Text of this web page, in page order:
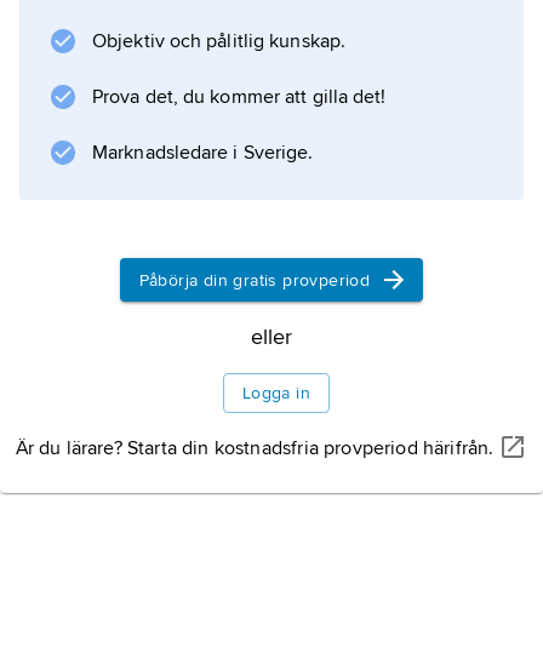
ansvar för historien samt om författarens roll
Csoóri deltog aktivt i den ungerska
oppositionen mot kommunismens
maktmonopol i slutet
Information om artikeln
Objektiv och pålitlig kunskap.
Prova det, du kommer att gilla det!
Marknadsledare i Sverige.
Påbörja din gratis provperiod
eller
Logga in
Är du lärare? Starta din kostnadsfria provperiod härifrån.